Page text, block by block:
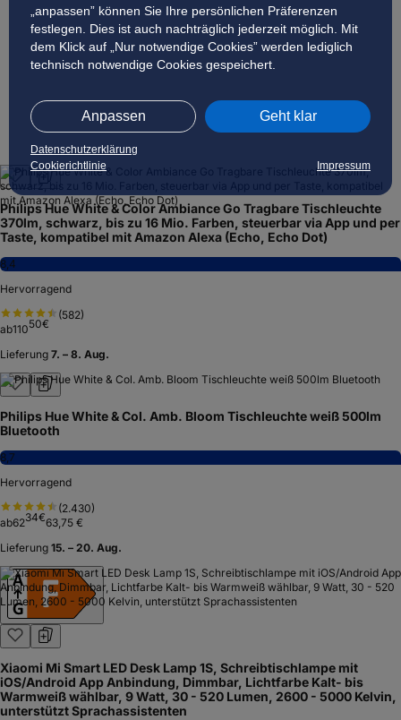
„anpassen” können Sie Ihre persönlichen Präferenzen
festlegen. Dies ist auch nachträglich jederzeit möglich. Mit
dem Klick auf „Nur notwendige Cookies” werden lediglich
technisch notwendige Cookies gespeichert.
Anpassen Geht klar
Datenschutzerklärung
Cookierichtlinie
Impressum
Philips Hue White & Color Ambiance Go Tragbare Tischleuchte
370lm, schwarz, bis zu 16 Mio. Farben, steuerbar via App und per
Taste, kompatibel mit Amazon Alexa (Echo, Echo Dot)
8,4
Hervorragend
(582)
ab11050€
Lieferung 7. – 8. Aug.
Philips Hue White & Col. Amb. Bloom Tischleuchte weiß 500lm
Bluetooth
8,7
Hervorragend
(2.430)
ab6234€63,75 €
Lieferung 15. – 20. Aug.
Xiaomi Mi Smart LED Desk Lamp 1S, Schreibtischlampe mit
iOS/Android App Anbindung, Dimmbar, Lichtfarbe Kalt- bis
Warmweiß wählbar, 9 Watt, 30 - 520 Lumen, 2600 - 5000 Kelvin,
unterstützt Sprachassistenten